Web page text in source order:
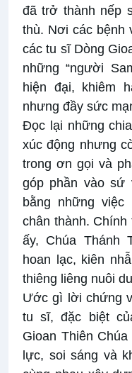
đã trở thành nếp
thù. Nơi các bệnh
các tu sĩ Dòng
những “người
hiện đại, khiêm
nhưng đầy sức
Đọc lại những
xúc động nhưng
trong ơn gọi và
góp phần vào
bằng những
chân thành.
ấy, Chúa Thánh
hoan lạc, kiên
thiêng liêng nuôi
Ước gì lời chứng
tu sĩ, đặc biệt
Gioan Thiên
lực, soi sáng và